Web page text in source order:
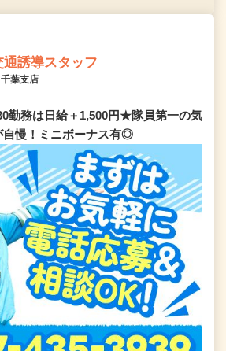
誘導スタッフ
葉支店
勤務は日給＋1,500円★隊員第一の気
自慢！ミニボーナス有◎